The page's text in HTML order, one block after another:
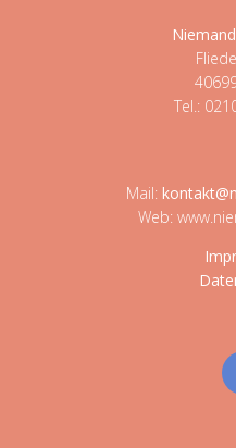
Tel.:
Mail:
Web: